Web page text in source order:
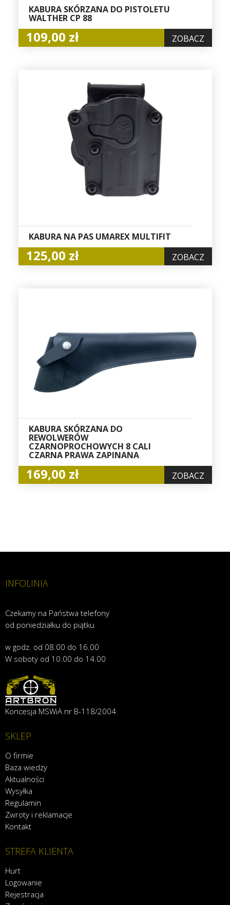
KABURA SKÓRZANA DO PISTOLETU
WALTHER CP 88
109,00 zł ZOBACZ
KABURA NA PAS UMAREX MULTIFIT
125,00 zł ZOBACZ
KABURA SKÓRZANA DO
REWOLWERÓW
CZARNOPROCHOWYCH 8 CALI
CZARNA PRAWA ZAPINANA
169,00 zł ZOBACZ
INFOLINIA
Czekamy na Państwa telefony
od poniedziałku do piątku
w godz. od 08.00 do 16.00
W soboty od 10.00 do 14.00
Koncesja MSWiA nr B-118/2004
SKLEP
O firmie
Baza wiedzy
Aktualności
Wysyłka
Regulamin
Zwroty i reklamacje
Kontakt
STREFA KLIENTA
Hurt
Logowanie
Rejestracja